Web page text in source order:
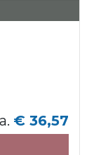
€ 36,57